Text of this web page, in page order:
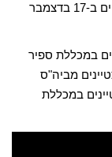
העמותה שתרמו רבות לפעילותנו בשדרות התקיים ב-17 בדצמבר
במכללת ספיר
מביה"ס
במכללת